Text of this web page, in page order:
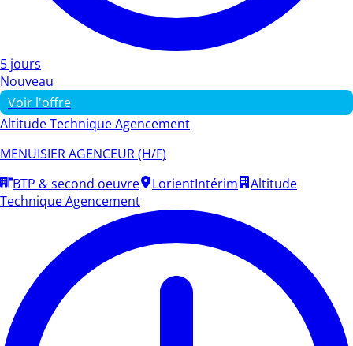
5 jours
Nouveau
Voir l'offre
Altitude Technique Agencement
MENUISIER AGENCEUR (H/F)
BTP & second oeuvre
LorientIntérim
Altitude
Technique Agencement